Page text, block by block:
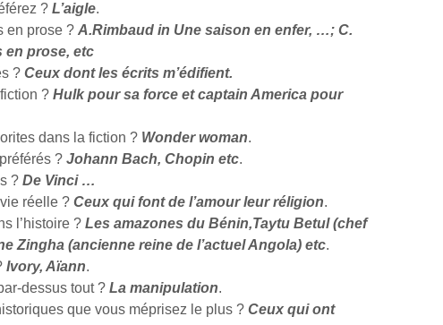
? L’aigle.
en prose ? A.Rimbaud in Une saison en enfer, …; C.
en prose, etc
? Ceux dont les écrits m’édifient.
? Hulk pour sa force et captain America pour
dans la fiction ? Wonder woman.
? Johann Bach, Chopin etc.
? De Vinci …
réelle ? Ceux qui font de l’amour leur réligion.
l’histoire ? Les amazones du Bénin,Taytu Betul (chef
Zingha (ancienne reine de l’actuel Angola) etc.
Ivory, Aïann.
dessus tout ? La manipulation.
que vous méprisez le plus ? Ceux qui ont